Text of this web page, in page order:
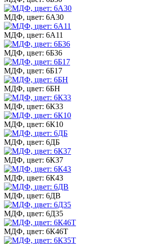
МДФ, цвет: 6А30
МДФ, цвет: 6А11
МДФ, цвет: 6Б36
МДФ, цвет: 6Б17
МДФ, цвет: 6БН
МДФ, цвет: 6К33
МДФ, цвет: 6К10
МДФ, цвет: 6ДБ
МДФ, цвет: 6К37
МДФ, цвет: 6К43
МДФ, цвет: 6ДВ
МДФ, цвет: 6Д35
МДФ, цвет: 6К46Т